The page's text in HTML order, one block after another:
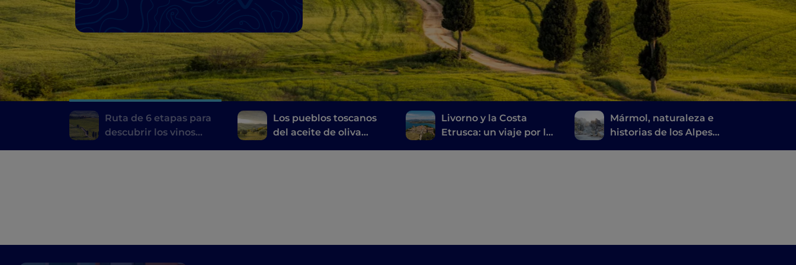
Ruta de 6 etapas para
descubrir los vinos
Los pueblos toscanos
del aceite de oliva
Livorno y la Costa
Etrusca: un viaje por la
Mármol, naturaleza e
historias de los Alpes